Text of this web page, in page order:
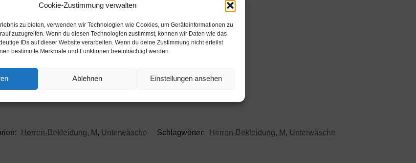
Cookie-Zustimmung verwalten
zu bieten, verwenden wir Technologien wie Cookies, um Geräteinformationen zu
zuzugreifen. Wenn du diesen Technologien zustimmst, können wir Daten wie das
IDs auf dieser Website verarbeiten. Wenn du deine Zustimmung nicht erteilst
bestimmte Merkmale und Funktionen beeinträchtigt werden.
Ablehnen Einstellungen ansehen
Beschreibung
Herren-Bekleidung, M, Unterwäsche Schlagwörter: Herren-Bekleidung, M, Unterwäsche